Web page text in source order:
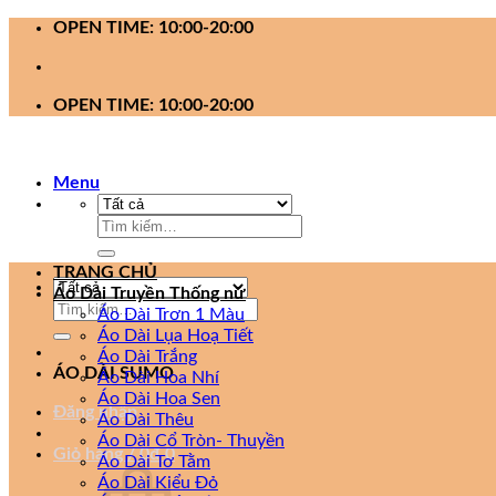
OPEN TIME: 10:00-20:00
OPEN TIME: 10:00-20:00
Menu
Tìm
Tìm
ÁO DÀI SUMO
Đăng nhập
Giỏ hàng /0₫ 0
TRANG CHỦ
Áo Dài Truyền Thống nữ
Áo Dài Trơn 1 Màu
Áo Dài Lụa Hoạ Tiết
Áo Dài Trắng
Áo Dài Hoa Nhí
Áo Dài Hoa Sen
Áo Dài Thêu
Áo Dài Cổ Tròn- Thuyền
Áo Dài Tơ Tằm
Áo Dài Kiểu Đỏ